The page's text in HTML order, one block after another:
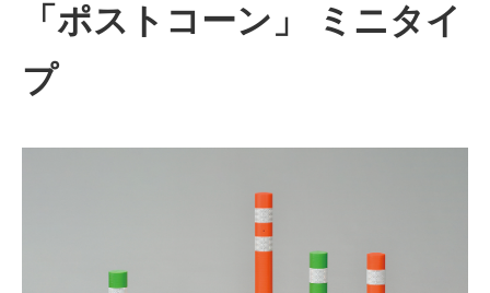
株式会社吾妻商会 会
製品・サービス
給油カード
「ポストコーン」 ミニタイ
プ